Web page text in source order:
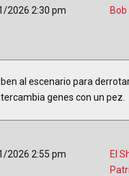
2026 2:30 pm
al escenario para
genes con un pez.
2026 2:55 pm
El